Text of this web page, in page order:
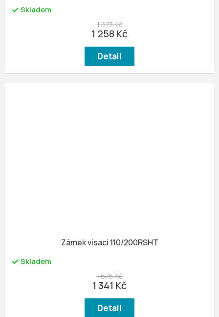
Skladem
1 573 Kč
1 258 Kč
Detail
Zámek visací 110/200RSHT
Skladem
1 676 Kč
1 341 Kč
Detail